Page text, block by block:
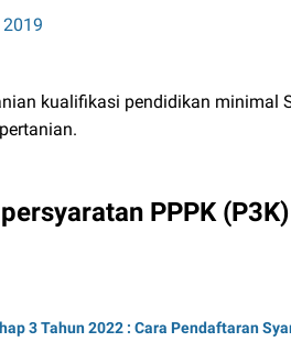
kualifikasi pendidikan minimal
PPPK (P3K)
3 Tahun 2022 : Cara Pendaftaran